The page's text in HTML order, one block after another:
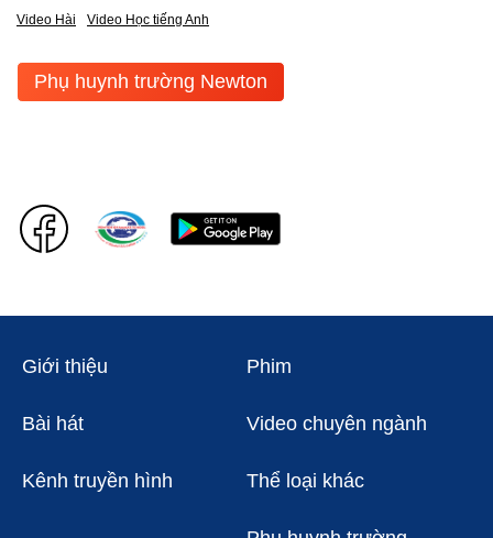
Video Hài Video Học tiếng Anh
Phụ huynh trường Newton
Giới thiệu Phim
Bài hát Video chuyên ngành
Kênh truyền hình Thể loại khác